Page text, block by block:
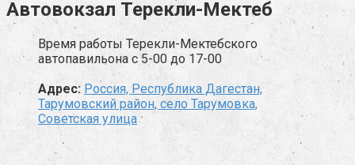
Автовокзал Терекли-Мектеб
Время работы Терекли-Мектебского
автопавильона с 5-00 до 17-00
Адрес: Россия, Республика Дагестан,
Тарумовский район, село Тарумовка,
Советская улица